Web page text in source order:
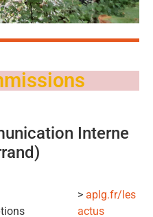
Interne
> aplg.fr/les
actus